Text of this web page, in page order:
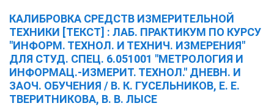
КАЛИБРОВКА СРЕДСТВ ИЗМЕРИТЕЛЬНОЙ
ТЕХНИКИ [ТЕКСТ] : ЛАБ. ПРАКТИКУМ ПО КУРСУ
"ИНФОРМ. ТЕХНОЛ. И ТЕХНИЧ. ИЗМЕРЕНИЯ"
ДЛЯ СТУД. СПЕЦ. 6.051001 "МЕТРОЛОГИЯ И
ИНФОРМАЦ.-ИЗМЕРИТ. ТЕХНОЛ." ДНЕВН. И
ЗАОЧ. ОБУЧЕНИЯ / В. К. ГУСЕЛЬНИКОВ, Е. Е.
ТВЕРИТНИКОВА, В. В. ЛЫСЕ